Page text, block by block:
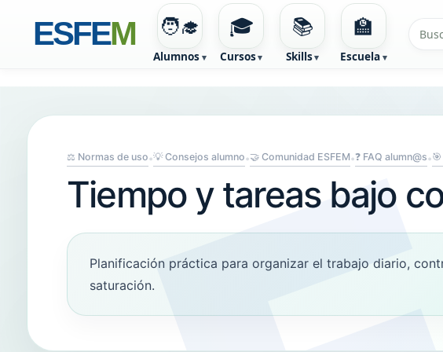
ESFEM 🧑‍🎓
Alumnos
🎓
Cursos
📚
Skills
🏫
Escuela
⚖️ Normas de uso•💡 Consejos alumno•🤝 Comunidad ESFEM•❓ FAQ alumn@s•
Tiempo y tareas bajo
Planificación práctica para organizar el trabajo diario,
saturación.